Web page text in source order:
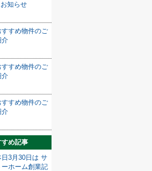
お知らせ
すすめ物件のご
介
すすめ物件のご
介
すすめ物件のご
介
すめ記事
日3月30日は サ
ーホーム創業記